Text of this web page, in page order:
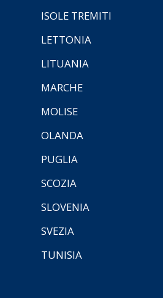
ISOLE TREMITI
LETTONIA
LITUANIA
MARCHE
MOLISE
OLANDA
PUGLIA
SCOZIA
SLOVENIA
SVEZIA
TUNISIA